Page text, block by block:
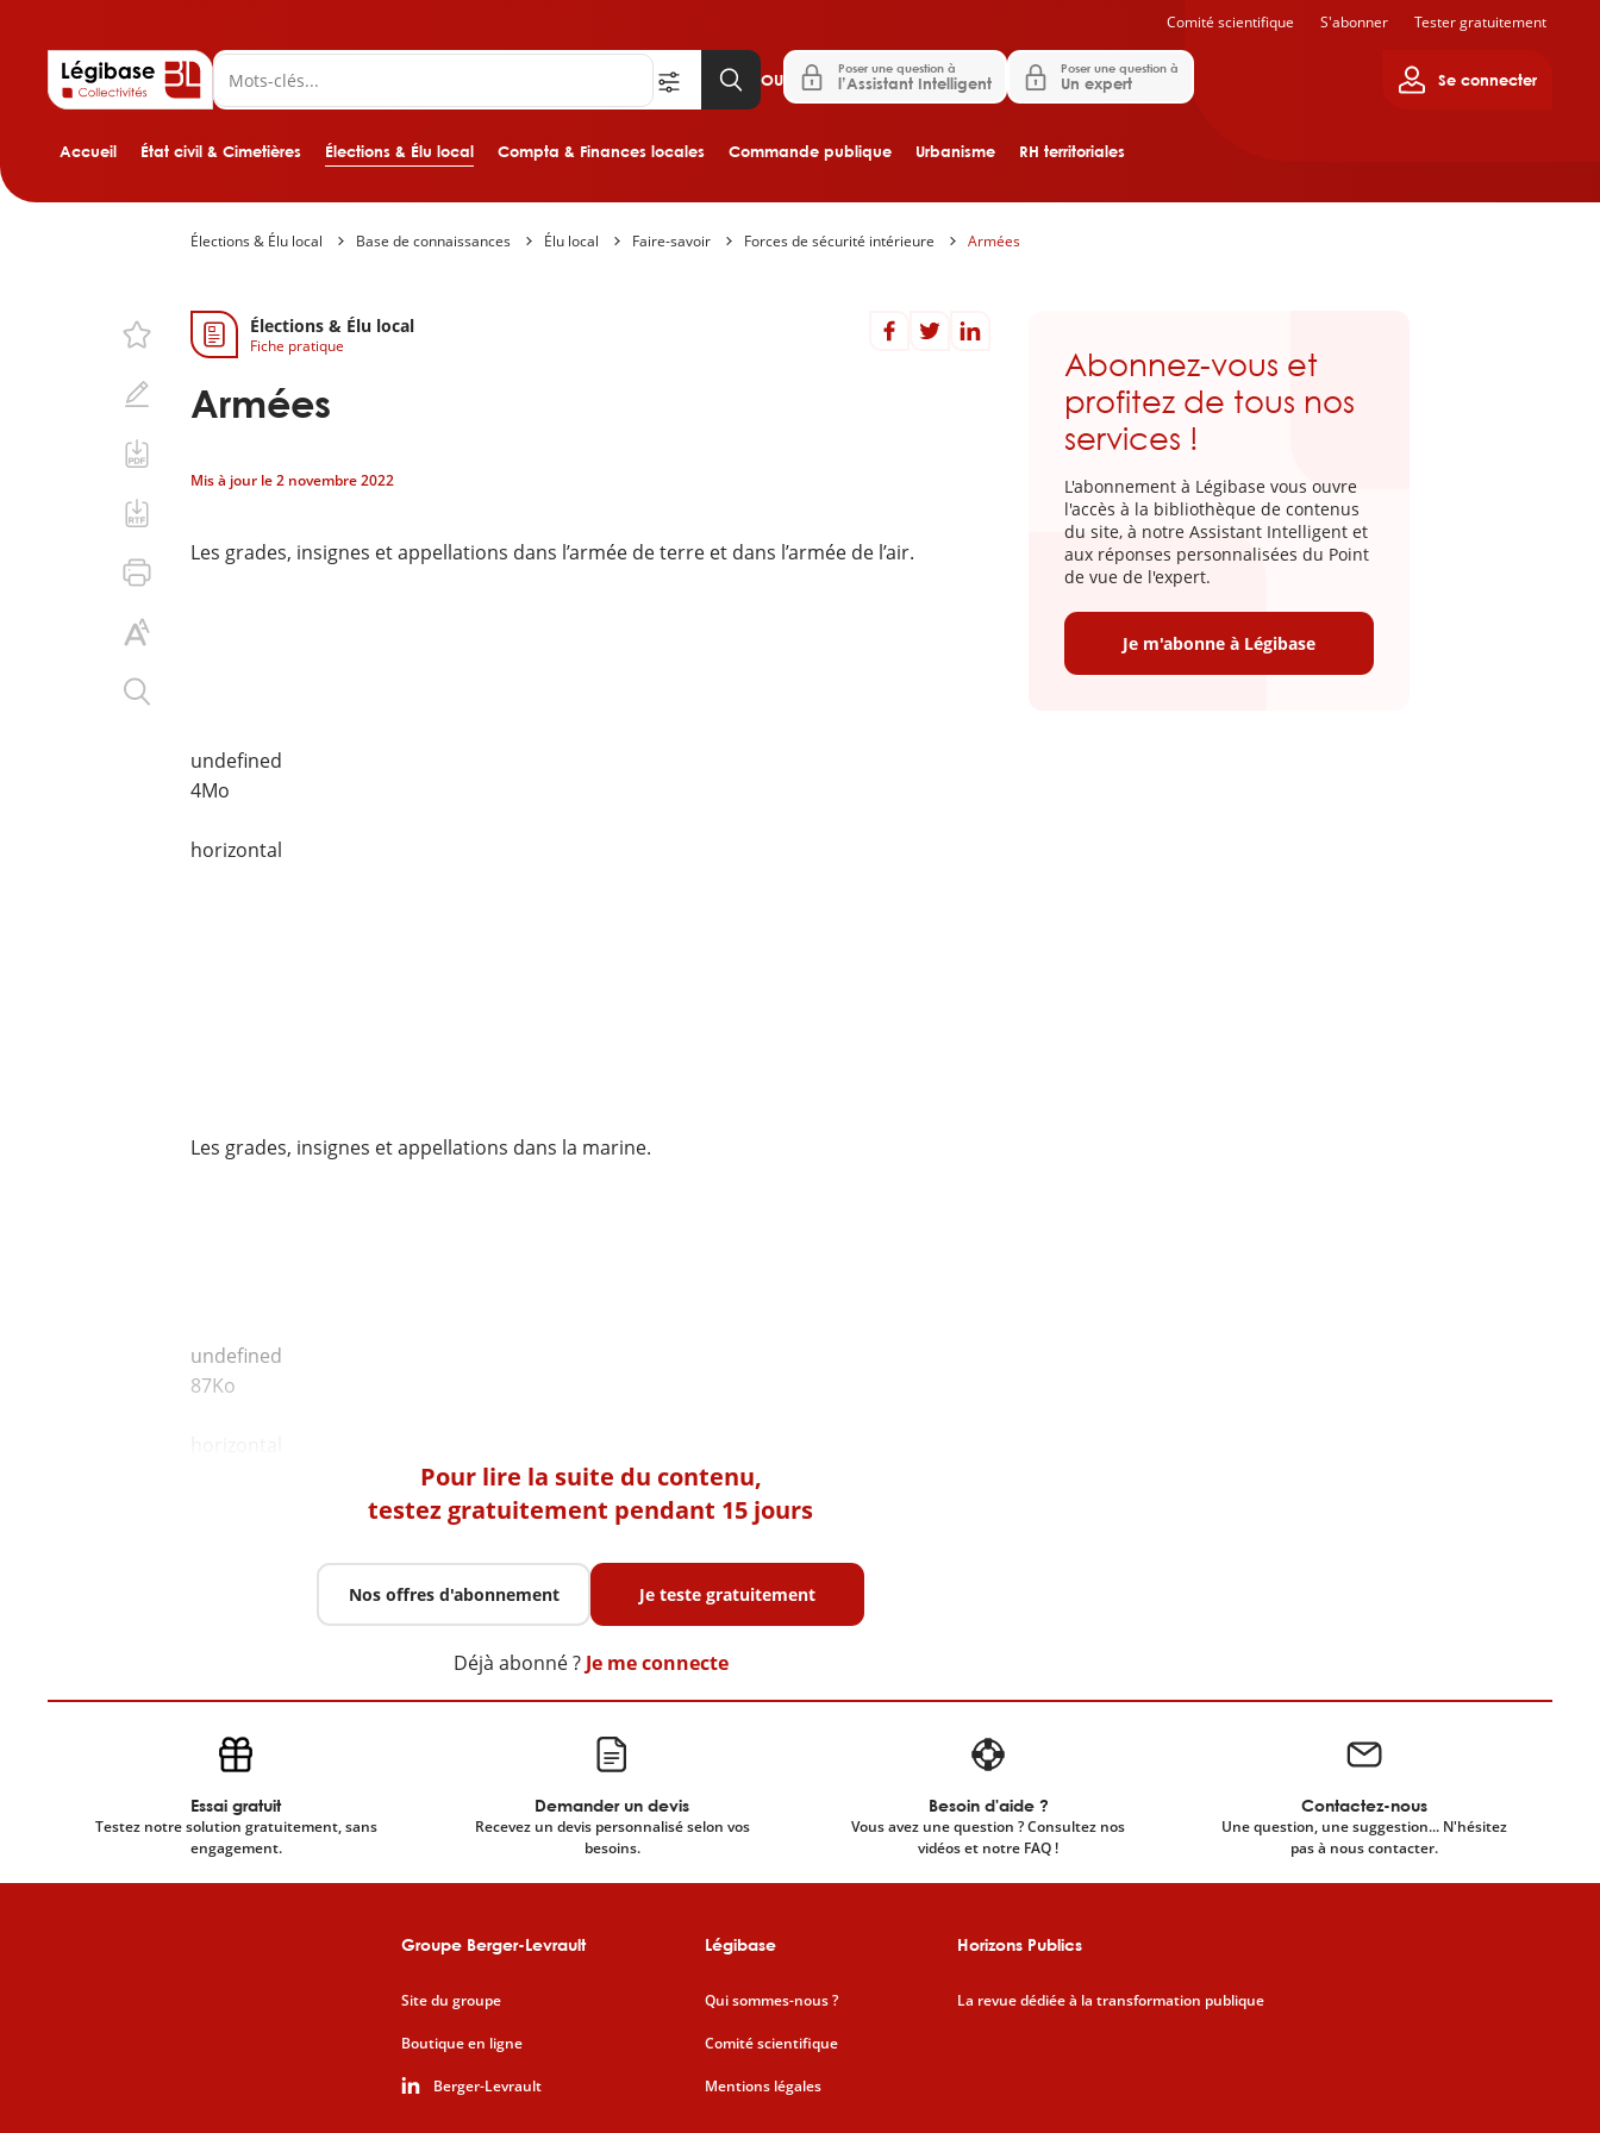
Aller au contenu principal
Accueil État civil & Cimetières Élections & Élu local Compta & Finances locales Commande publique Urbanisme RH territoriales
OU
Poser une question à
l’Assistant Intelligent
Poser une question à
Un expert Se connecter
Comité scientifique S'abonner Tester gratuitement
Élections & Élu local Base de connaissances Élu local Faire-savoir Forces de sécurité intérieure Armées
Élections & Élu local
Fiche pratique
Armées
Mis à jour le2 novembre 2022
Les grades, insignes et appellations dans l’armée de terre et dans l’armée de l’air.
undefined
4Mo
horizontal
Les grades, insignes et appellations dans la marine.
undefined
87Ko
Pour lire la suite du contenu,
testez gratuitement pendant 15 jours
Nos offres d'abonnement Je teste gratuitement
Déjà abonné ? Je me connecte
Abonnez-vous et
profitez de tous nos
services !
L'abonnement à Légibase vous ouvre
l'accès à la bibliothèque de contenus
du site, à notre Assistant Intelligent et
aux réponses personnalisées du Point
de vue de l'expert.
Je m'abonne à Légibase
Essai gratuit
Testez notre solution gratuitement, sans
engagement.
Demander un devis
Recevez un devis personnalisé selon vos
besoins.
Besoin d'aide ?
Vous avez une question ? Consultez nos
vidéos et notre FAQ !
Contactez-nous
Une question, une suggestion... N'hésitez
pas à nous contacter.
Groupe Berger-Levrault
Site du groupe
Boutique en ligne
Berger-Levrault
Légibase
Qui sommes-nous ?
Comité scientifique
Mentions légales
Horizons Publics
La revue dédiée à la transformation publique